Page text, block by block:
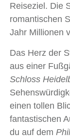
Reiseziel. Die
romantischen
Jahr Millionen
Das Herz der
aus einer
Schloss
einen tollen
fantastischen
du auf dem